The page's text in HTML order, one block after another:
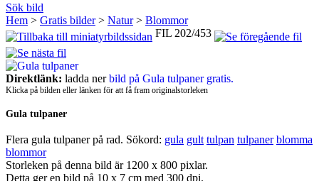
Sök bild
Hem > Gratis bilder> Natur> Blommor
FIL 202/453
Direktlänk: ladda nerbild på Gula tulpaner gratis.
Klicka på bilden eller länken för att få fram originalstorleken
Gula tulpaner
Flera gula tulpaner på rad. Sökord: gula gult tulpan tulpaner blomma
blommor
Storleken på denna bild är 1200 x 800 pixlar.
Detta ger en bild på 10 x 7 cm med 300 dpi.